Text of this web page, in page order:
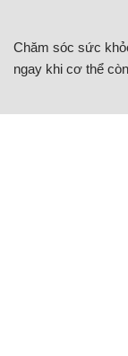
Chăm sóc sức
ngay khi cơ thể